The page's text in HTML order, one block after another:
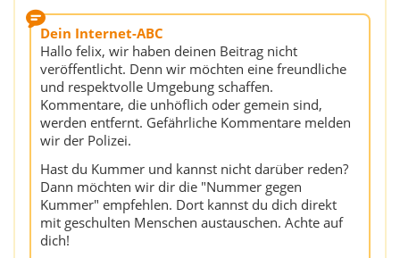
Dein Internet-ABC
Hallo felix, wir haben deinen Beitrag nicht
veröffentlicht. Denn wir möchten eine freundliche
und respektvolle Umgebung schaffen.
Kommentare, die unhöflich oder gemein sind,
werden entfernt. Gefährliche Kommentare melden
wir der Polizei.
Hast du Kummer und kannst nicht darüber reden?
Dann möchten wir dir die "Nummer gegen
Kummer" empfehlen. Dort kannst du dich direkt
mit geschulten Menschen austauschen. Achte auf
dich!